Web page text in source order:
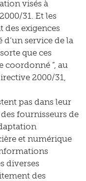
visés à
31. Et les
exigences
d’un service de la
que ces
coordonné ”, au
2000/31,
pas dans leur
fournisseurs de
et numérique
diverses
des